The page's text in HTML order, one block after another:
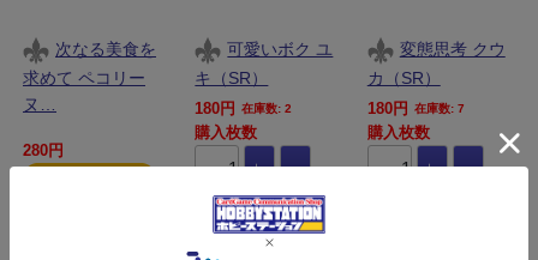
次なる美食を
求めて ペコリー
ヌ…
280円
可愛いボク ユ
キ（SR）
180円 在庫数: 2
購入枚数
カート
変態思考 クウ
カ（SR）
180円 在庫数: 7
購入枚数